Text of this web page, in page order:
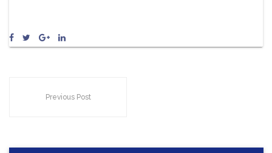
Previous Post